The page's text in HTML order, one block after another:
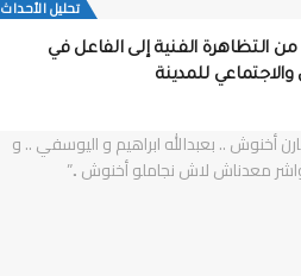
تحلیل الأحداث
من التظاهرة الفنية إلى الفاعل في
للمدينة